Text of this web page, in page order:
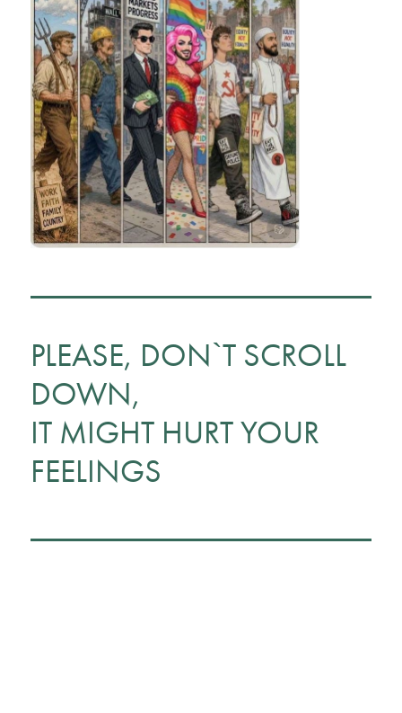
PLEASE, DON`T SCROLL
DOWN,
IT MIGHT HURT YOUR
FEELINGS